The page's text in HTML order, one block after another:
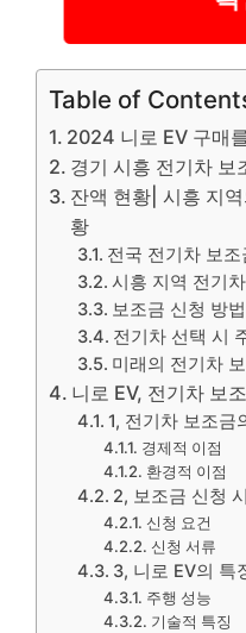
Table of
2024 니로 EV 구매
경기 시흥 전기차 보
잔액 현황| 시흥 지
황
전국 전기차 보
시흥 지역 전기
보조금 신청 방법
전기차 선택 시
미래의 전기차
니로 EV, 전기차 보
1, 전기차 보조금
경제적 이점
환경적 이점
2, 보조금 신청
신청 요건
신청 서류
3, 니로 EV의 특
주행 성능
기술적 특징